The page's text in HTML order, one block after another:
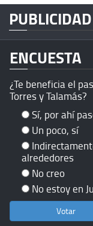
PUBLICIDAD
ENCUESTA
¿Te beneficia el
Torres y Talamás?
Sí, por ahí
Un poco, sí
alrededores
No creo
No estoy en